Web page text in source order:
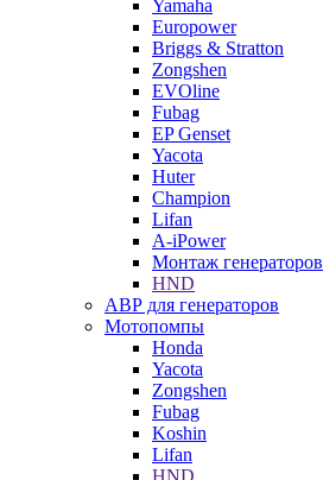
Yamaha
Europower
Briggs & Stratton
Zongshen
EVOline
Fubag
EP Genset
Yacota
Huter
Champion
Lifan
A-iPower
Монтаж генераторов
HND
АВР для генераторов
Мотопомпы
Honda
Yacota
Zongshen
Fubag
Koshin
Lifan
HND